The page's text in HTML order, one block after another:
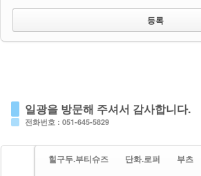
일광을 방문해 주셔서 감사합니다.
전화번호 : 051-645-5829
힐구두.부티슈즈 단화.로퍼 부츠